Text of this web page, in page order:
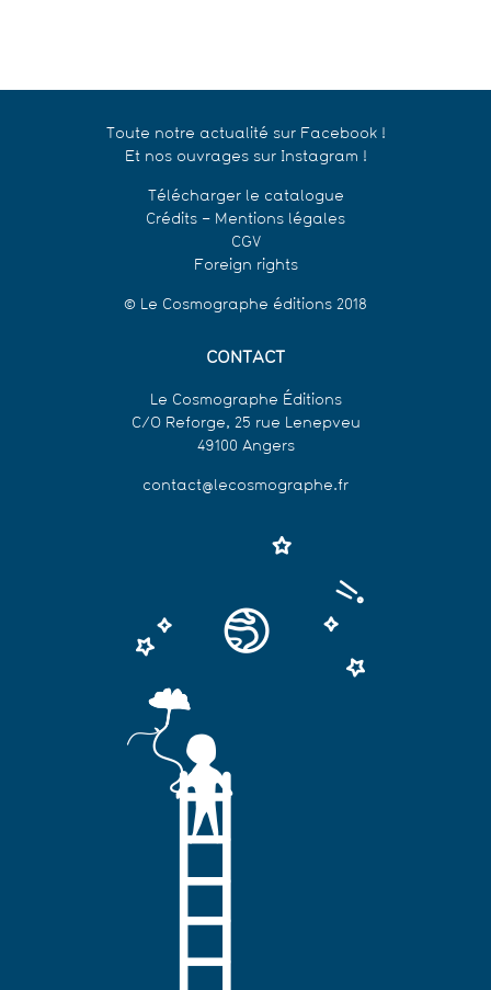
Toute notre actualité sur Facebook !
Et nos ouvrages sur Instagram !
Télécharger le catalogue
Crédits – Mentions légales
CGV
Foreign rights
© Le Cosmographe éditions 2018
CONTACT
Le Cosmographe Éditions
C/O Reforge, 25 rue Lenepveu
49100 Angers
contact@lecosmographe.fr